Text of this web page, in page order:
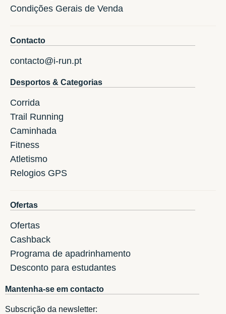
Condições Gerais de Venda
Contacto
contacto@i-run.pt
Desportos & Categorias
Corrida
Trail Running
Caminhada
Fitness
Atletismo
Relogios GPS
Ofertas
Ofertas
Cashback
Programa de apadrinhamento
Desconto para estudantes
Mantenha-se em contacto
Subscrição da newsletter: